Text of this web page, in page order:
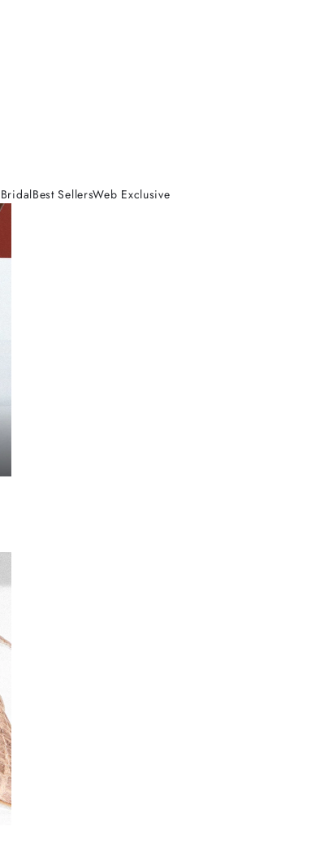
BridalBest SellersWeb Exclusive